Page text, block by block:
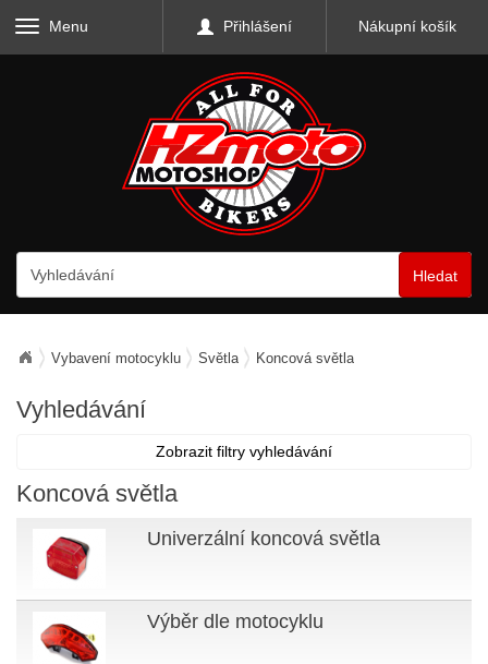
Menu Přihlášení Nákupní košík
Hledat
Vybavení motocyklu Světla Koncová světla
Vyhledávání
Zobrazit filtry vyhledávání
Koncová světla
Univerzální koncová světla
Výběr dle motocyklu